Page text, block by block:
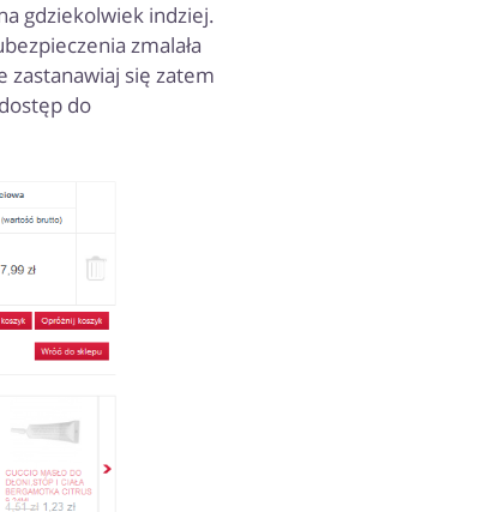
gdziekolwiek indziej.
zmalała
zastanawiaj się zatem
do